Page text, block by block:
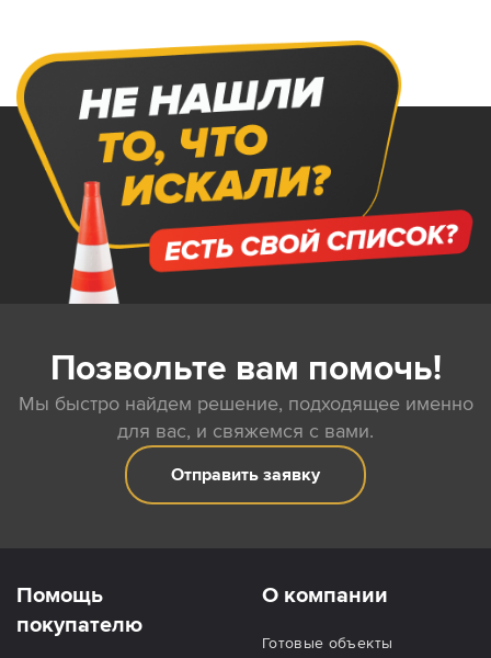
Позвольте вам помочь!
Мы быстро найдем решение, подходящее именно
для вас, и свяжемся с вами.
Отправить заявку
Помощь
покупателю
О компании
Готовые объекты